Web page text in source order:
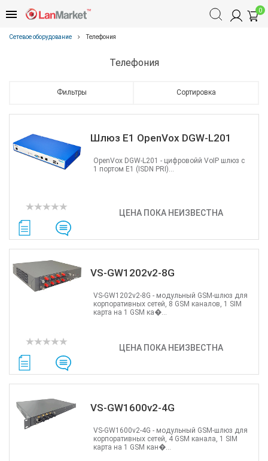
0
Сетевое оборудование Телефония
Телефония
Фильтры Сортировка
Шлюз E1 OpenVox DGW-L201
ЦЕНА ПОКА НЕИЗВЕСТНА
OpenVox DGW-L201 - цифровойй VoIP шлюз с
1 портом E1 (ISDN PRI)...
VS-GW1202v2-8G
ЦЕНА ПОКА НЕИЗВЕСТНА
VS-GW1202v2-8G - модульный GSM-шлюз для
корпоративных сетей, 8 GSM каналов, 1 SIM
карта на 1 GSM ка�...
VS-GW1600v2-4G
VS-GW1600v2-4G - модульный GSM-шлюз для
корпоративных сетей, 4 GSM канала, 1 SIM
карта на 1 GSM кан�...